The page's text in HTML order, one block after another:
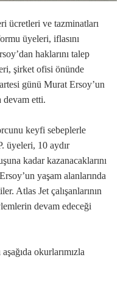
ücretleri ve tazminatları
üyeleri, iflasını
haklarını talep
şirket ofisi önünde
günü Murat Ersoy’un
devam etti.
keyfi sebeplerle
üyeleri, 10 aydır
kadar kazanacaklarını
yaşam alanlarında
Atlas Jet çalışanlarının
devam edeceği
okurlarımızla